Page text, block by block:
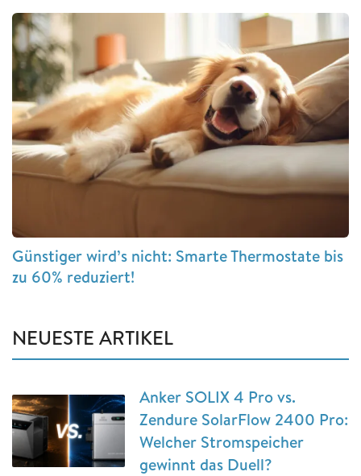
Günstiger wird’s nicht: Smarte Thermostate bis
zu 60% reduziert!
NEUESTE ARTIKEL
Anker SOLIX 4 Pro vs.
Zendure SolarFlow 2400 Pro:
Welcher Stromspeicher
gewinnt das Duell?